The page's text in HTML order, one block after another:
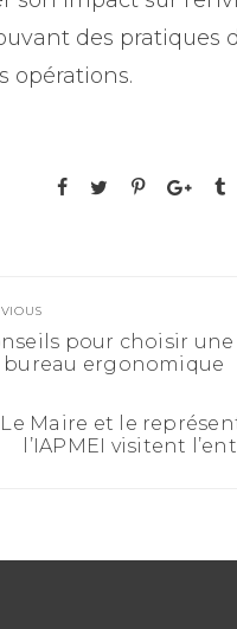
des pratiques
opérations.
pour choisir une
bureau ergonomique
Le Maire et le
l’IAPMEI visitent